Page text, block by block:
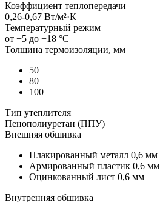
Коэффициент теплопередачи
0,26-0,67 Вт/м²·К
Температурный режим
от +5 до +18 °C
Толщина термоизоляции, мм
50
80
100
Тип утеплителя
Пенополиуретан (ППУ)
Внешняя обшивка
Плакированный металл 0,6 мм
Армированный пластик 0,6 мм
Оцинкованный лист 0,6 мм
Внутренняя обшивка